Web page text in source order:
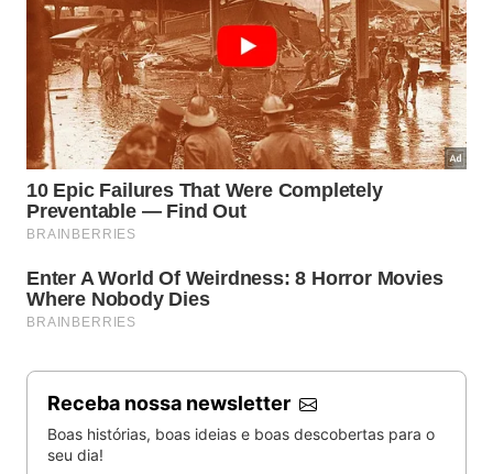
Receba nossa newsletter
Boas histórias, boas ideias e boas descobertas para o
seu dia!